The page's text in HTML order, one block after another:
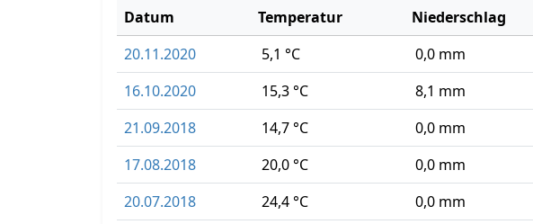
Datum Temperatur Niederschlag
20.11.2020
5,1 °C 0,0 mm
16.10.2020
15,3 °C 8,1 mm
21.09.2018
14,7 °C 0,0 mm
17.08.2018
20,0 °C 0,0 mm
20.07.2018
24,4 °C 0,0 mm